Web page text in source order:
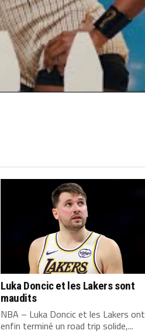
Luka Doncic et les Lakers sont
maudits
NBA – Luka Doncic et les Lakers ont
enfin terminé un road trip solide,...